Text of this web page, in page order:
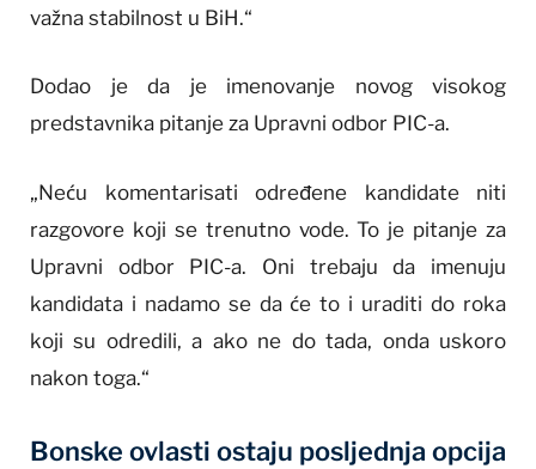
važna stabilnost u BiH.“
Dodao je da je imenovanje novog visokog
predstavnika pitanje za Upravni odbor PIC-a.
„Neću komentarisati određene kandidate niti
razgovore koji se trenutno vode. To je pitanje za
Upravni odbor PIC-a. Oni trebaju da imenuju
kandidata i nadamo se da će to i uraditi do roka
koji su odredili, a ako ne do tada, onda uskoro
nakon toga.“
Bonske ovlasti ostaju posljednja opcija